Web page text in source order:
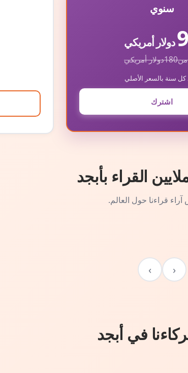
سنوي
دولار أمريكي
من180دولار أمريكي
كل سنة بالسعر الأصلي
اشترك
القراء بأبجد
قراءنا حول العالم.
‹
›
في أبجد